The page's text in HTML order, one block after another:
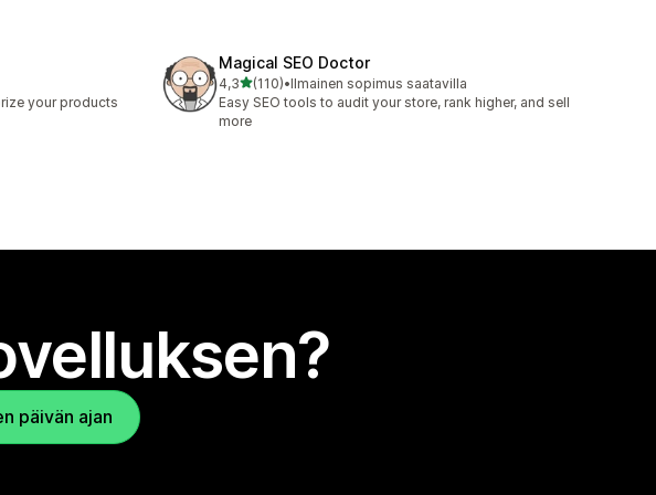
your products
Magical SEO Doctor
4,3/ 5 tähteä
(110)
110 arvostelua yhteensä
•Ilmainen sopimus saatavilla
Easy SEO tools to audit your store, rank higher, and sell
more
päivän ajan